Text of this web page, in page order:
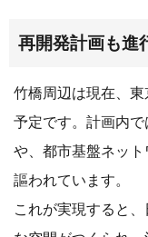
再開発計画も進
竹橋周辺は現在、
予定です。計画内
や、都市基盤ネッ
謳われています。
これが実現すると